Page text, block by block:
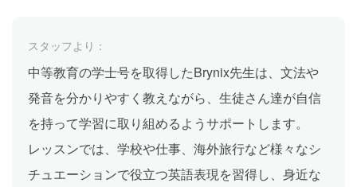
スタッフより：
中等教育の学士号を取得したBrynix先生は、文法や
発音を分かりやすく教えながら、生徒さん達が自信
を持って学習に取り組めるようサポートします。
レッスンでは、学校や仕事、海外旅行など様々なシ
チュエーションで役立つ英語表現を習得し、身近な